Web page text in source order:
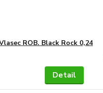
ROB. Black Rock 0,24
Detail